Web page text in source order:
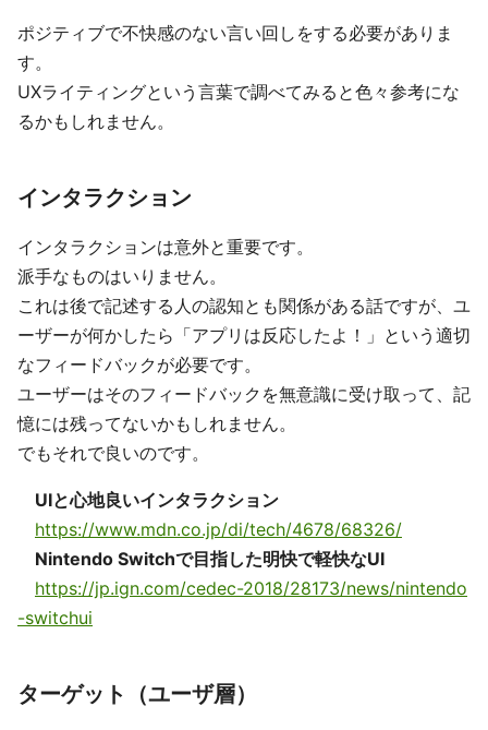
ポジティブで不快感のない言い回しをする必要がありま
す。
UXライティングという言葉で調べてみると色々参考にな
るかもしれません。
インタラクション
インタラクションは意外と重要です。
派手なものはいりません。
これは後で記述する人の認知とも関係がある話ですが、ユ
ーザーが何かしたら「アプリは反応したよ！」という適切
なフィードバックが必要です。
ユーザーはそのフィードバックを無意識に受け取って、記
憶には残ってないかもしれません。
でもそれで良いのです。
UIと心地良いインタラクション
https://www.mdn.co.jp/di/tech/4678/68326/
Nintendo Switchで目指した明快で軽快なUI
https://jp.ign.com/cedec-2018/28173/news/nintendo
-switchui
ターゲット（ユーザ層）